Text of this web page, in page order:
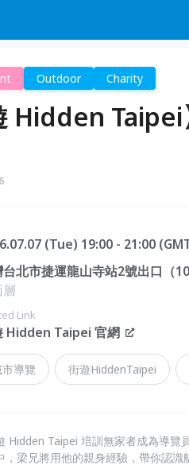
Outdoor Charity
Hidden
(Tue) 19:00 - 21:00
台北市捷運龍山寺站2號出口（
Link
Hidden Taipei 官網
導覽 街遊HiddenTaipei
Hidden Taipei 培訓無家者成為導覽
，梁兄將用他的親身經驗，帶你認